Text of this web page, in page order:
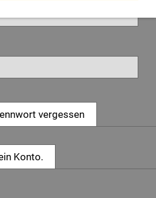
vergessen
Konto.